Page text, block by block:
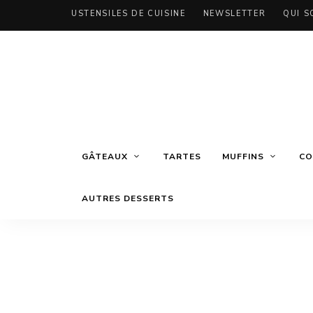
USTENSILES DE CUISINE NEWSLETTER QUI
GÂTEAUX TARTES MUFFINS
AUTRES DESSERTS